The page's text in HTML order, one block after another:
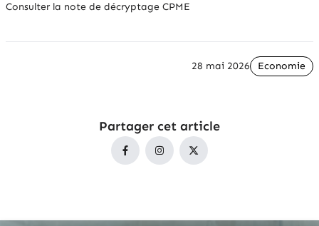
Consulter la note de décryptage CPME
28 mai 2026 Economie
Partager cet article